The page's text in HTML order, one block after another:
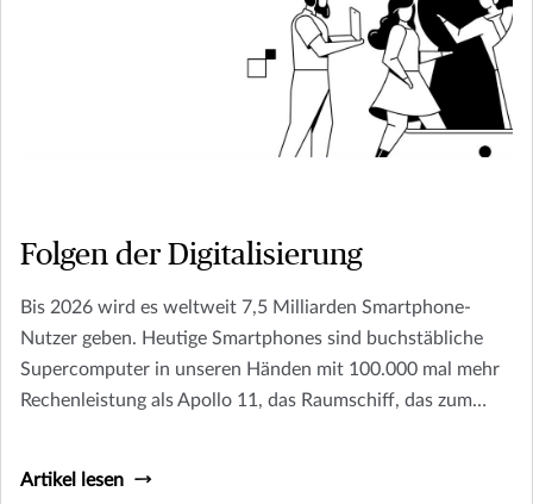
Folgen der Digitalisierung
Bis 2026 wird es weltweit 7,5 Milliarden Smartphone-
Nutzer geben. Heutige Smartphones sind buchstäbliche
Supercomputer in unseren Händen mit 100.000 mal mehr
Rechenleistung als Apollo 11, das Raumschiff, das zum
Artikel lesen